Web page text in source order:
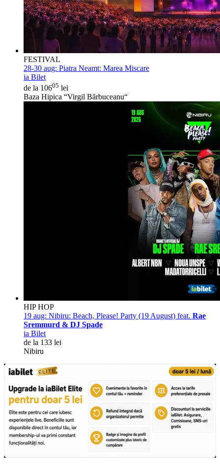
FESTIVAL
28-30 aug: Piatra Neamt: Marea Miscare
ia Bilet
de la 10605 lei
Baza Hipica “Virgil Bărbuceanu“
HIP HOP
19 aug: Nibiru: Beach, Please! Party (19 August) feat. Rae
Sremmurd & DJ Spade
ia Bilet
de la 133 lei
Nibiru